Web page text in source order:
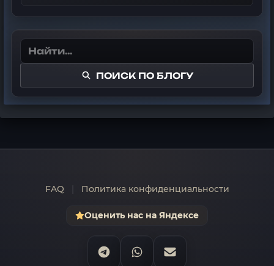
ПОИСК ПО БЛОГУ
FAQ Политика конфиденциальности
Оценить нас на Яндексе